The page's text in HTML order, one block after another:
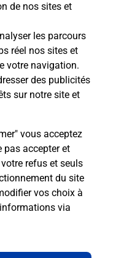
de nos sites et
les parcours
réel nos sites et
votre navigation.
des publicités
sur notre site et
vous acceptez
pas accepter et
refus et seuls
du site
vos choix à
via
posées
Mobile ?
mon
?
de la 5G
Mobile ?